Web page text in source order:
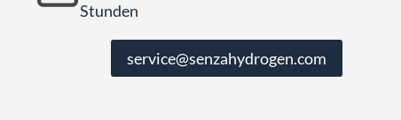
Stunden
service@senzahydrogen.com